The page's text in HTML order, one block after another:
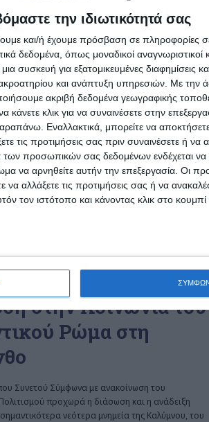
την ιδιωτικότητά σας
και/ή έχουμε πρόσβαση σε πληροφορίες
δεδομένα, όπως μοναδικοί αναγνωριστικοί
συσκευή για εξατομικευμένες διαφημίσεις
και ανάπτυξη υπηρεσιών. Με την
ακριβή δεδομένα γεωγραφικής
κλικ για να συναινέσετε στην
Εναλλακτικά, μπορείτε να
τις προτιμήσεις σας πριν συναινέσετε ή να
προσωπικών σας δεδομένων ενδέχεται να
να αρνηθείτε αυτήν την επεξεργασία. Οι
να αλλάξετε τις προτιμήσεις σας ή να
τον ιστότοπο και κάνοντας κλικ στο
1300
για την
στην Κοινωνία του
Ρώμα στη
Συνετού Σύμφωνα με ανακοίνωση του
προχωρά η διάσωση και η ανάδειξη
νεότερα μνημεία της Καλύμνου, του